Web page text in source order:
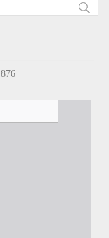
876